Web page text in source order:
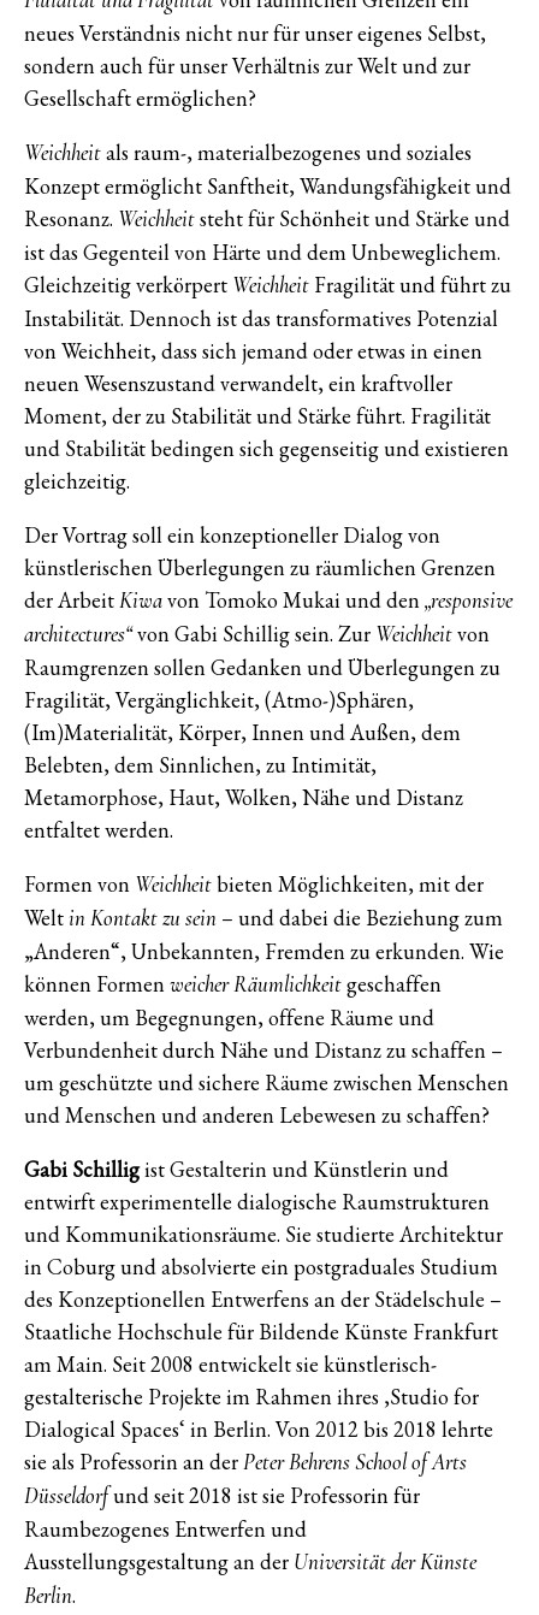
neues Verständnis nicht nur für unser eigenes Selbst,
sondern auch für unser Verhältnis zur Welt und zur
Gesellschaft ermöglichen?
Weichheitals raum-, materialbezogenes und soziales
Konzept ermöglicht Sanftheit, Wandungsfähigkeit und
Resonanz. Weichheitsteht für Schönheit und Stärke und
ist das Gegenteil von Härte und dem Unbeweglichem.
Gleichzeitig verkörpert Weichheit Fragilität und führt zu
Instabilität. Dennoch ist das transformatives Potenzial
von Weichheit, dass sich jemand oder etwas in einen
neuen Wesenszustand verwandelt, ein kraftvoller
Moment, der zu Stabilität und Stärke führt. Fragilität
und Stabilität bedingen sich gegenseitig und existieren
gleichzeitig.
Der Vortrag soll ein konzeptioneller Dialog von
künstlerischen Überlegungen zu räumlichen Grenzen
der ArbeitKiwavon Tomoko Mukai und den„responsive
architectures“von Gabi Schillig sein. Zur Weichheitvon
Raumgrenzen sollen Gedanken und Überlegungen zu
Fragilität, Vergänglichkeit, (Atmo-)Sphären,
(Im)Materialität, Körper, Innen und Außen, dem
Belebten, dem Sinnlichen, zu Intimität,
Metamorphose, Haut, Wolken, Nähe und Distanz
entfaltet werden.
Formen von Weichheitbieten Möglichkeiten, mit der
Weltin Kontakt zu sein – und dabei die Beziehung zum
„Anderen“, Unbekannten, Fremden zu erkunden. Wie
können Formenweicher Räumlichkeitgeschaffen
werden, um Begegnungen, offene Räume und
Verbundenheit durch Nähe und Distanz zu schaffen –
um geschützte und sichere Räume zwischen Menschen
und Menschen und anderen Lebewesen zu schaffen?
Gabi Schilligist Gestalterin und Künstlerin und
entwirft experimentelle dialogische Raumstrukturen
und Kommunikationsräume. Sie studierte Architektur
in Coburg und absolvierte ein postgraduales Studium
des Konzeptionellen Entwerfens an der Städelschule –
Staatliche Hochschule für Bildende Künste Frankfurt
am Main. Seit 2008 entwickelt sie künstlerisch-
gestalterische Projekte im Rahmen ihres ‚Studio for
Dialogical Spaces‘ in Berlin. Von 2012 bis 2018 lehrte
sie als Professorin an derPeter Behrens School of Arts
Düsseldorfund seit 2018 ist sie Professorin für
Raumbezogenes Entwerfen und
Ausstellungsgestaltung an der Universität der Künste
Berlin.